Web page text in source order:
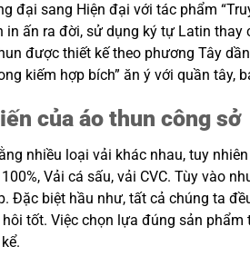
đại sang Hiện đại với tác phẩm
in ấn ra đời, sử dụng ký tự Latin
được thiết kế theo phương Tây
kiếm hợp bích” ăn ý với quần tây,
của áo thun công sở
nhiều loại vải khác nhau, tuy
Vải cá sấu, vải CVC. Tùy vào
Đặc biệt hầu như, tất cả chúng ta
tốt. Việc chọn lựa đúng sản